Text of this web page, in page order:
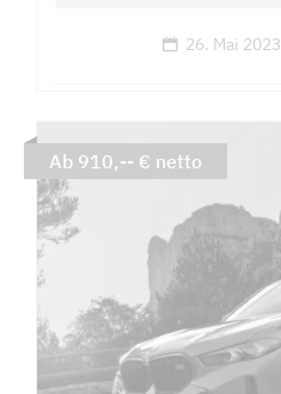
26. Mai 2023
Ab 910,-- € netto